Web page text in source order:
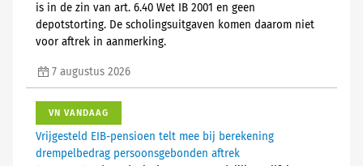
is in de zin van art. 6.40 Wet IB 2001 en geen
depotstorting. De scholingsuitgaven komen daarom niet
voor aftrek in aanmerking.
7 augustus 2026
VN VANDAAG
Vrijgesteld EIB-pensioen telt mee bij berekening
drempelbedrag persoonsgebonden aftrek